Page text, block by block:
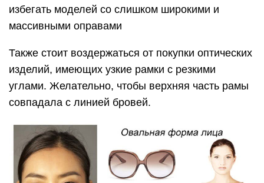
избегать моделей со слишком широкими и
массивными оправами
Также стоит воздержаться от покупки оптических
изделий, имеющих узкие рамки с резкими
углами. Желательно, чтобы верхняя часть рамы
совпадала с линией бровей.